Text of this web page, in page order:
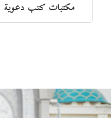
مكتبات كتب دعوية